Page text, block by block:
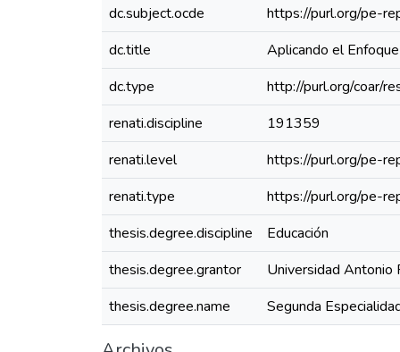
dc.subject.ocde
https://purl.org/pe-
dc.title
Aplicando el
dc.type
http://purl.org/coar/
renati.discipline
191359
renati.level
https://purl.org/pe-
renati.type
https://purl.org/pe-
thesis.degree.discipline
Educación
thesis.degree.grantor
Universidad Antonio
thesis.degree.name
Segunda